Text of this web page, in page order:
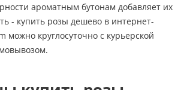
ароматным бутонам добавляет их
- купить розы дешево в интернет-
можно круглосуточно с курьерской